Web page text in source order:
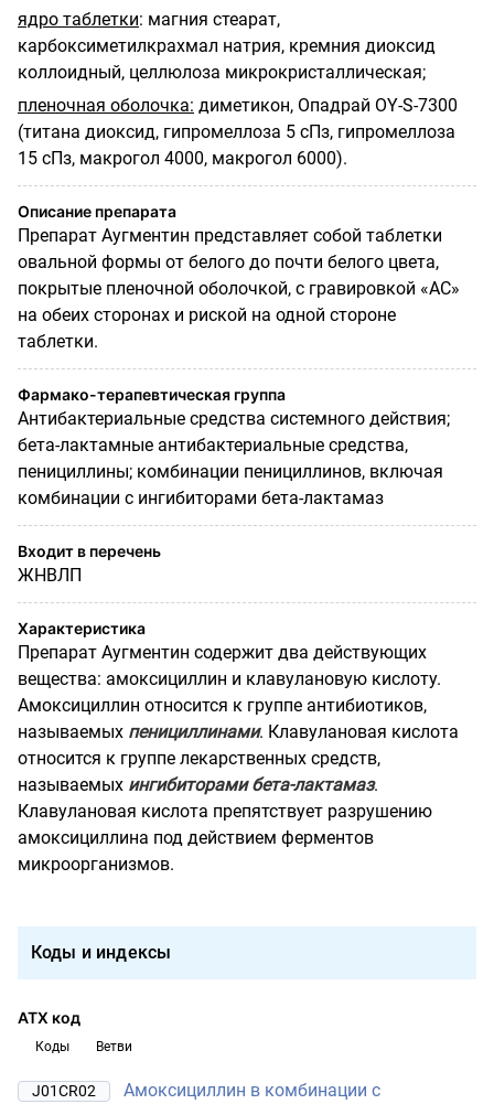
ядро таблетки: магния стеарат,
карбоксиметилкрахмал натрия, кремния диоксид
коллоидный, целлюлоза микрокристаллическая;
пленочная оболочка: диметикон, Опадрай OY-S-7300
(титана диоксид, гипромеллоза 5 сПз, гипромеллоза
15 сПз, макрогол 4000, макрогол 6000).
Описание препарата
Препарат Аугментин представляет собой таблетки
овальной формы от белого до почти белого цвета,
покрытые пленочной оболочкой, с гравировкой «АС»
на обеих сторонах и риской на одной стороне
таблетки.
Фармако-терапевтическая группа
Антибактериальные средства системного действия;
бета-лактамные антибактериальные средства,
пенициллины; комбинации пенициллинов, включая
комбинации с ингибиторами бета-лактамаз
Входит в перечень
ЖНВЛП
Характеристика
Препарат Аугментин содержит два действующих
вещества: амоксициллин и клавулановую кислоту.
Амоксициллин относится к группе антибиотиков,
называемых пенициллинами. Клавулановая кислота
относится к группе лекарственных средств,
называемых ингибиторами бета-лактамаз.
Клавулановая кислота препятствует разрушению
амоксициллина под действием ферментов
микроорганизмов.
Коды и индексы
АТХ код
Коды Ветви
J01CR02
Амоксициллин в комбинации с